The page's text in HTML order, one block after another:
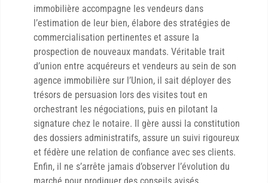
immobilière accompagne les vendeurs dans
l’estimation de leur bien, élabore des stratégies de
commercialisation pertinentes et assure la
prospection de nouveaux mandats. Véritable trait
d’union entre acquéreurs et vendeurs au sein de son
agence immobilière sur l’Union, il sait déployer des
trésors de persuasion lors des visites tout en
orchestrant les négociations, puis en pilotant la
signature chez le notaire. Il gère aussi la constitution
des dossiers administratifs, assure un suivi rigoureux
et fédère une relation de confiance avec ses clients.
Enfin, il ne s’arrête jamais d’observer l’évolution du
marché pour prodiguer des conseils avisés.